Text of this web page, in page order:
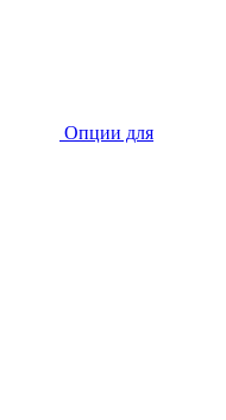
Опции для